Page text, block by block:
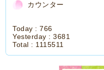
カウンター
Today :766
Yesterday :3681
Total : 1115511